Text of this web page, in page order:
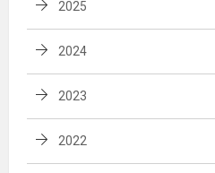
2025
2024
2023
2022